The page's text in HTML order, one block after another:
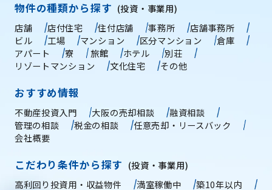
物件の種類から探す (投資・事業用)
店舗
店付住宅 住付店舗 事務所
店舗事務所
ビル
工場 マンション 区分マンション
倉庫
アパート
寮 旅館 ホテル
別荘
リゾートマンション
文化住宅 その他
おすすめ情報
不動産投資入門 大阪の売却相談
融資相談
管理の相談
税金の相談
任意売却・リースバック
会社概要
こだわり条件から探す (投資・事業用)
高利回り投資用・収益物件
満室稼働中
築10年以内